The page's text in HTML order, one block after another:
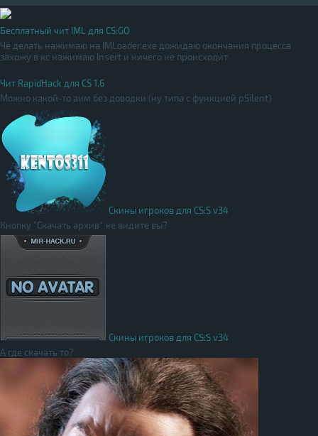
Бесплатный чит IML для CS:GO
Чё делать нажимаю на IMLoader.exe дожидаю окончания процесса
захожу в кс нажимаю Insert и ничего не происходит
Чит RapidHack для CS 1.6
Можно какой-то аим без доводки (ну типа с функцией pSilent)
Скины игроков для CS:S v34
Кнопку "Скачать архив" не видите вы?
Скины игроков для CS:S v34
А где скачать то?